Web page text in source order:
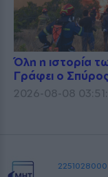
Όλη η ιστορία
Γράφει ο
2026-08-08
2251028000